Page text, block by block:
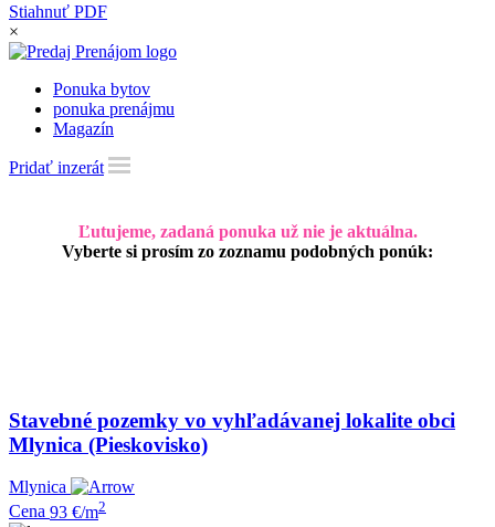
Stiahnuť PDF
×
Ponuka bytov
ponuka prenájmu
Magazín
Pridať inzerát
Ľutujeme, zadaná ponuka už nie je aktuálna.
Vyberte si prosím zo zoznamu podobných ponúk:
Stavebné pozemky vo vyhľadávanej lokalite obci
Mlynica (Pieskovisko)
Mlynica
Cena 93 €/m2